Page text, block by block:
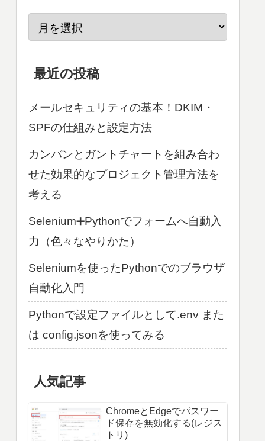
最近の投稿
メールセキュリティの基本！DKIM・
SPFの仕組みと設定方法
カンバンとガントチャートを組み合わ
せた効果的なプロジェクト管理方法を
考える
Selenium➕Pythonでフォームへ自動入
力（色々なやりかた）
Seleniumを使ったPythonでのブラウザ
自動化入門
Pythonで設定ファイルとして.env また
は config.jsonを使ってみる
人気記事
ChromeとEdgeでパスワー
ド保存を無効化する(レジス
トリ)